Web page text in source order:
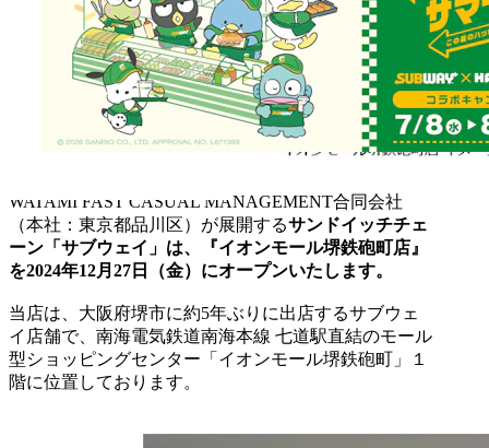
WATAMI FAST CASUAL MANAGEMENT合同会社
（本社：東京都品川区）が展開するサンドイッチチェ
ーン「サブウェイ」は、『イオンモール堺鉄砲町店』
を2024年12月27日（金）にオープンいたします。
当店は、大阪府堺市に約5年ぶりに出店するサブウェ
イ店舗で、南海電気鉄道南海本線 七道駅直結のモール
型ショッピングセンター「イオンモール堺鉄砲町」１
階に位置しております。